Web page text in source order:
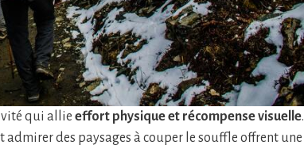
qui allie effort physique et récompense visuelle.
admirer des paysages à couper le souffle offrent une